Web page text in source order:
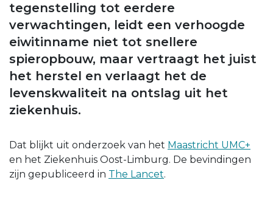
tegenstelling tot eerdere
verwachtingen, leidt een verhoogde
eiwitinname niet tot snellere
spieropbouw, maar vertraagt het juist
het herstel en verlaagt het de
levenskwaliteit na ontslag uit het
ziekenhuis.
Dat blijkt uit onderzoek van het Maastricht UMC+
en het Ziekenhuis Oost-Limburg. De bevindingen
zijn gepubliceerd in The Lancet.